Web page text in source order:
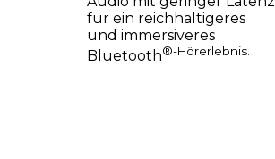
für ein reichhaltigeres
und immersiveres
Bluetooth®-Hörerlebnis.